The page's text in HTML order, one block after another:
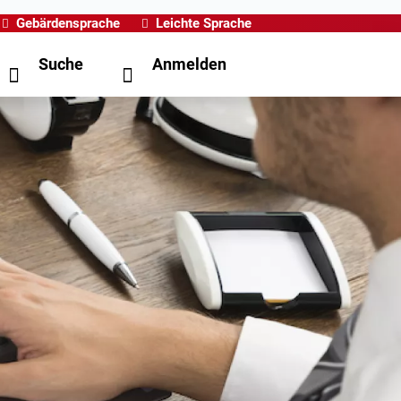
Gebärdensprache Leichte Sprache
Suche Anmelden